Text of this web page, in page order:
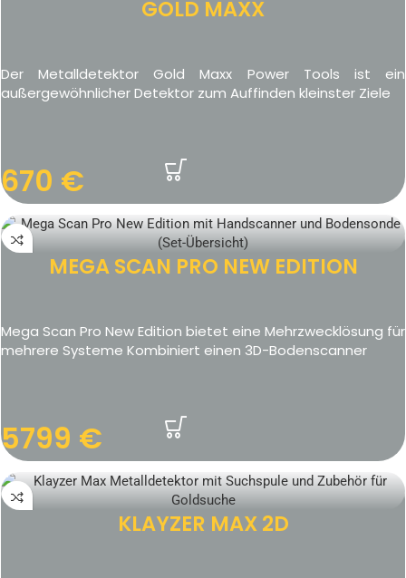
GOLD MAXX
Der Metalldetektor Gold Maxx Power Tools ist ein
außergewöhnlicher Detektor zum Auffinden kleinster Ziele
670 €
MEGA SCAN PRO NEW EDITION
Mega Scan Pro New Edition bietet eine Mehrzwecklösung für
mehrere Systeme Kombiniert einen 3D-Bodenscanner
5799 €
KLAYZER MAX 2D